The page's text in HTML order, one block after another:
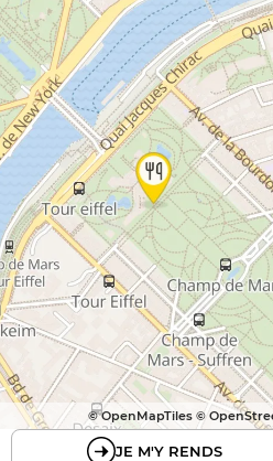
© OpenMapTiles ©
JE M'Y RENDS